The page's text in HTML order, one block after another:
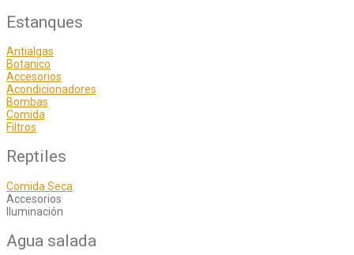
Estanques
Antialgas
Botanico
Accesorios
Acondicionadores
Bombas
Comida
Filtros
Reptiles
Comida Seca
Accesorios
Iluminación
Agua salada